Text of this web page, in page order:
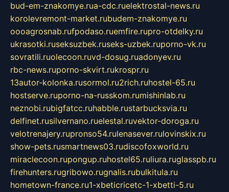
bud-em-znakomye.rua-cdc.ruelektrostal-news.ru
korolevremont-market.rubudem-znakomye.ru
oooagrosnab.rufpodaso.ruemfire.rupro-otdelky.ru
ukrasotki.ruseksuzbek.ruseks-uzbek.ruporno-vk.ru
sovratili.ruolecoon.ruvd-dosug.ruadonyev.ru
rbc-news.ruporno-skvirt.rukrospr.ru
13autor-kolonka.rusormol.ru2rich.ruhostel-65.ru
hostserve.ruporno-na-russkom.rumishinlab.ru
neznobi.rubigfatcc.ruhabble.rustarbucksvia.ru
delfinet.rusilvernano.ruelestal.ruvektor-doroga.ru
velotrenajery.rupronso54.rulenasever.rulovinskix.ru
show-pets.rusmartnews03.rudiscofoxworld.ru
miraclecoon.rupongup.ruhostel65.ruliura.ruglasspb.ru
firehunters.rugribowo.rugnalis.rubulkitula.ru
hometown-france.ru1-xbeticricetc-1-xbetti-5.ru